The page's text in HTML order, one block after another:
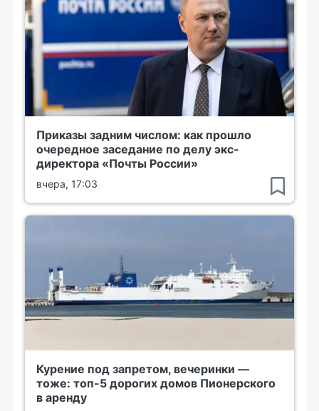
Приказы задним числом: как прошло
очередное заседание по делу экс-
директора «Почты России»
вчера, 17:03
Курение под запретом, вечеринки —
тоже: топ-5 дорогих домов Пионерского
в аренду